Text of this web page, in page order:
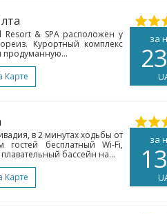
за
Resort & SPA расположен у
Курортный комплекс
продуманную...
Карте
за
в 2 минутах ходьбы от
гостей бесплатный Wi-Fi,
бассейн на...
Карте